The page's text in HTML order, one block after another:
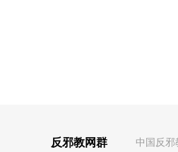
反邪教网群 中国反邪